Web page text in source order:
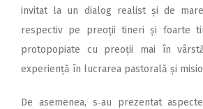
invitat la un dialog realist și de
respectiv pe preoții tineri și foarte
protopopiate cu preoții mai în
experiență în lucrarea pastorală și
De asemenea, s‑au prezentat